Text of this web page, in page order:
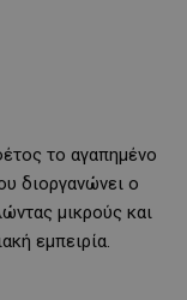
το αγαπημένο
διοργανώνει ο
μικρούς και
εμπειρία.